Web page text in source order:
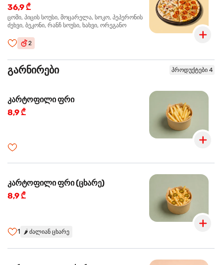
36,9 ₾
ცომი, პიცის სოუსი, მოცარელა, სოკო, პეპერონის
ძეხვი, ბეკონი, რანჩ სოუსი, ხახვი, ორეგანო
2
გარნირები პროდუქტები 4
კარტოფილი ფრი
8,9 ₾
კარტოფილი ფრი (ცხარე)
8,9 ₾
1 🌶️ ძალიან ცხარე